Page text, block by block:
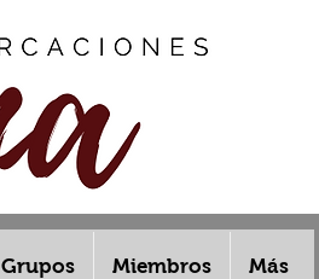
Grupos Miembros Más